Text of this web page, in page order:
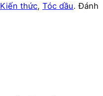
Kiến thức, Tóc dầu. Đánh